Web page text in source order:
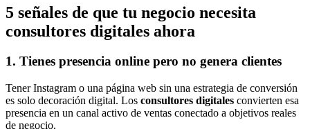
5 señales de que tu negocio necesita
consultores digitales ahora
1. Tienes presencia online pero no genera clientes
Tener Instagram o una página web sin una estrategia de conversión
es solo decoración digital. Los consultores digitales convierten esa
presencia en un canal activo de ventas conectado a objetivos reales
de negocio.